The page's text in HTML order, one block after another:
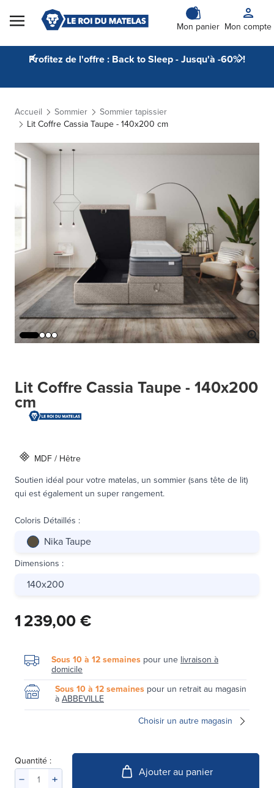
Skip to Content
Mon panier Mon compte
Profitez de l'offre : Back to Sleep - Jusqu'à -60% !
Accueil Sommier
Sommier tapissier
Lit Coffre Cassia Taupe - 140x200 cm
Lit Coffre Cassia Taupe - 140x200
cm
MDF / Hêtre
Soutien idéal pour votre matelas, un sommier (sans tête de lit)
qui est également un super rangement.
Coloris Détaillés :
Nika Taupe
Dimensions :
140x200
1 239,00 €
Sous 10 à 12 semaines pour une livraison à
domicile
Sous 10 à 12 semaines pour un retrait au magasin
àABBEVILLE
Choisir un autre magasin
Quantité :
Ajouter au panier